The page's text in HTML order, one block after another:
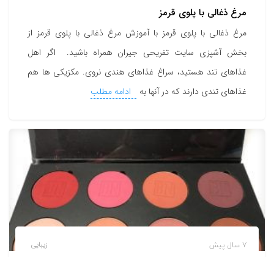
مرغ ذغالی با پلوی قرمز
مرغ ذغالی با پلوی قرمز با آموزش مرغ ذغالی با پلوی قرمز از
بخش آشپزی سایت تفریحی جیران همراه باشید. اگر اهل
غذاهای تند هستید، سراغ غذاهای هندی نروی. مکزیکی ها هم
غذاهای تندی دارند که در آنها به
ادامه مطلب
زیبایی 7 سال پیش